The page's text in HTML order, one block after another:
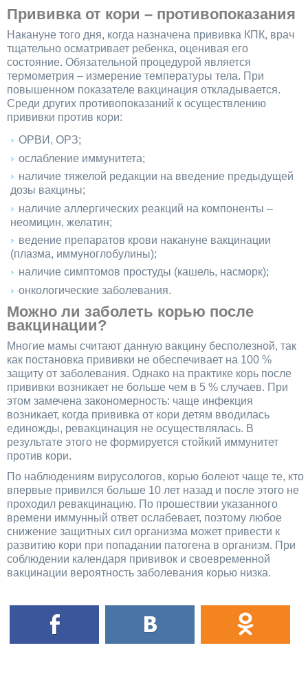
Прививка от кори – противопоказания
Накануне того дня, когда назначена прививка КПК, врач
тщательно осматривает ребенка, оценивая его
состояние. Обязательной процедурой является
термометрия – измерение температуры тела. При
повышенном показателе вакцинация откладывается.
Среди других противопоказаний к осуществлению
прививки против кори:
ОРВИ, ОРЗ;
ослабление иммунитета;
наличие тяжелой редакции на введение предыдущей
дозы вакцины;
наличие аллергических реакций на компоненты –
неомицин, желатин;
ведение препаратов крови накануне вакцинации
(плазма, иммуноглобулины);
наличие симптомов простуды (кашель, насморк);
онкологические заболевания.
Можно ли заболеть корью после
вакцинации?
Многие мамы считают данную вакцину бесполезной, так
как постановка прививки не обеспечивает на 100 %
защиту от заболевания. Однако на практике корь после
прививки возникает не больше чем в 5 % случаев. При
этом замечена закономерность: чаще инфекция
возникает, когда прививка от кори детям вводилась
единожды, ревакцинация не осуществлялась. В
результате этого не формируется стойкий иммунитет
против кори.
По наблюдениям вирусологов, корью болеют чаще те, кто
впервые привился больше 10 лет назад и после этого не
проходил ревакцинацию. По прошествии указанного
времени иммунный ответ ослабевает, поэтому любое
снижение защитных сил организма может привести к
развитию кори при попадании патогена в организм. При
соблюдении календаря прививок и своевременной
вакцинации вероятность заболевания корью низка.